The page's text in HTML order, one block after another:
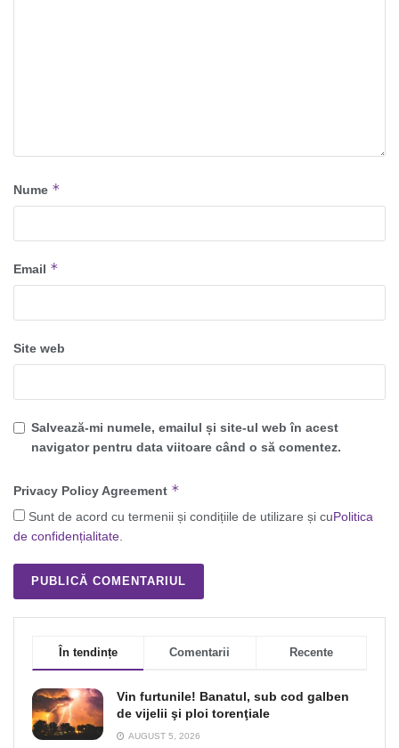
Nume *
Email *
Site web
Salvează-mi numele, emailul și site-ul web în acest
navigator pentru data viitoare când o să comentez.
Privacy Policy Agreement *
Sunt de acord cu termenii și condițiile de utilizare și cuPolitica
de confidențialitate.
În tendințe Comentarii Recente
Vin furtunile! Banatul, sub cod galben
de vijelii şi ploi torenţiale
AUGUST 5, 2026